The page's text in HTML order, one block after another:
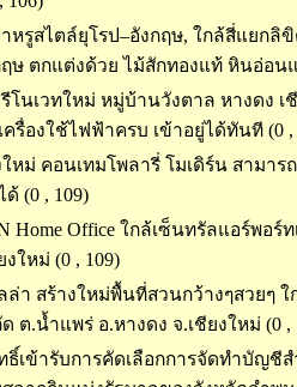
หรูสไตล์ยุโรป–อังกฤษ, ใกล้สี่แยกลิ
ษ ตกแต่งด้วย ไม้สักทองแท้ หินอ่อน
โนเวทใหม่ หมู่บ้านวังตาล หางดง เ
ครื่องใช้ไฟฟ้าครบ เข้าอยู่ได้ทันที (0 ,
หม่ คอนเทมโพลารี่ โมเดิร์น สามารถ
(0 , 109)
Home Office ใกล้เซ็นทรัลแอร์พอร์
ใหม่ (0 , 109)
า สร้างใหม่พื้นที่สวนกว้างๆสวยๆ
ต.น้ำแพร่ อ.หางดง จ.เชียงใหม่ (0 ,
เข้ารับการคัดเลือกการจัดทำบัญชีส